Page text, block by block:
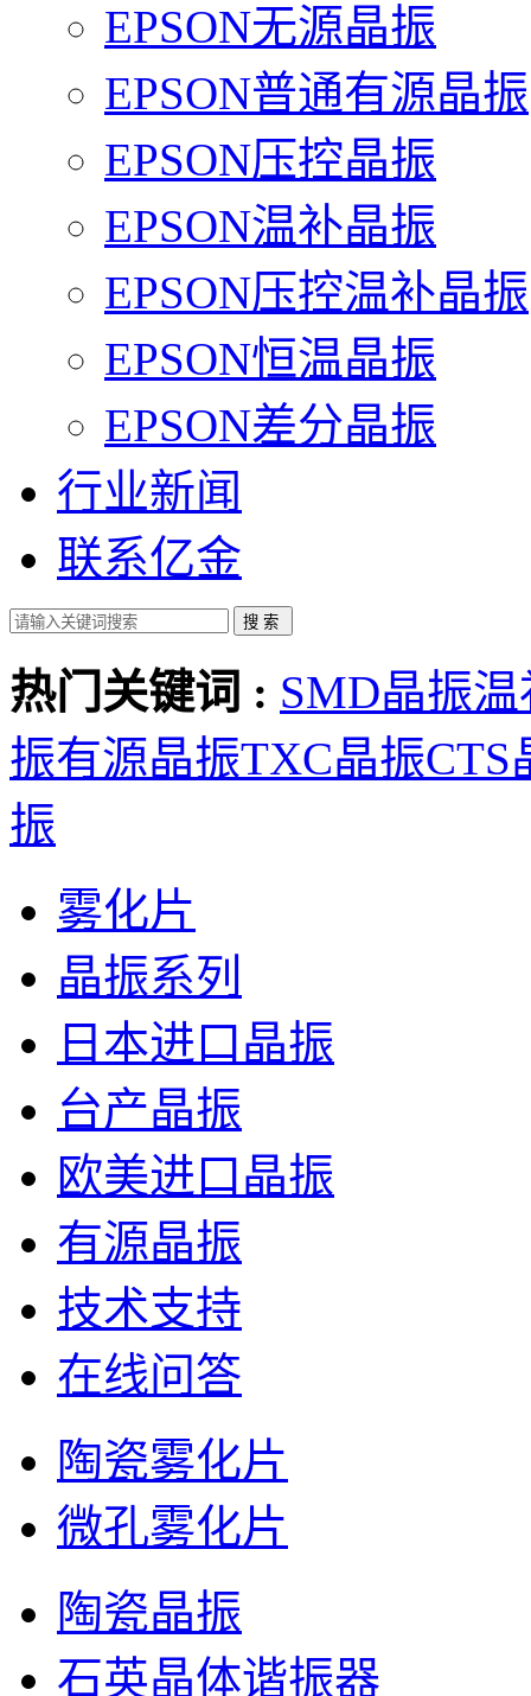
EPSON无源晶振
EPSON普通有源晶振
EPSON压控晶振
EPSON温补晶振
EPSON压控温补晶振
EPSON恒温晶振
EPSON差分晶振
行业新闻
联系亿金
热门关键词 : SMD晶振温
振有源晶振TXC晶振CTS
振
雾化片
晶振系列
日本进口晶振
台产晶振
欧美进口晶振
有源晶振
技术支持
在线问答
陶瓷雾化片
微孔雾化片
陶瓷晶振
石英晶体谐振器